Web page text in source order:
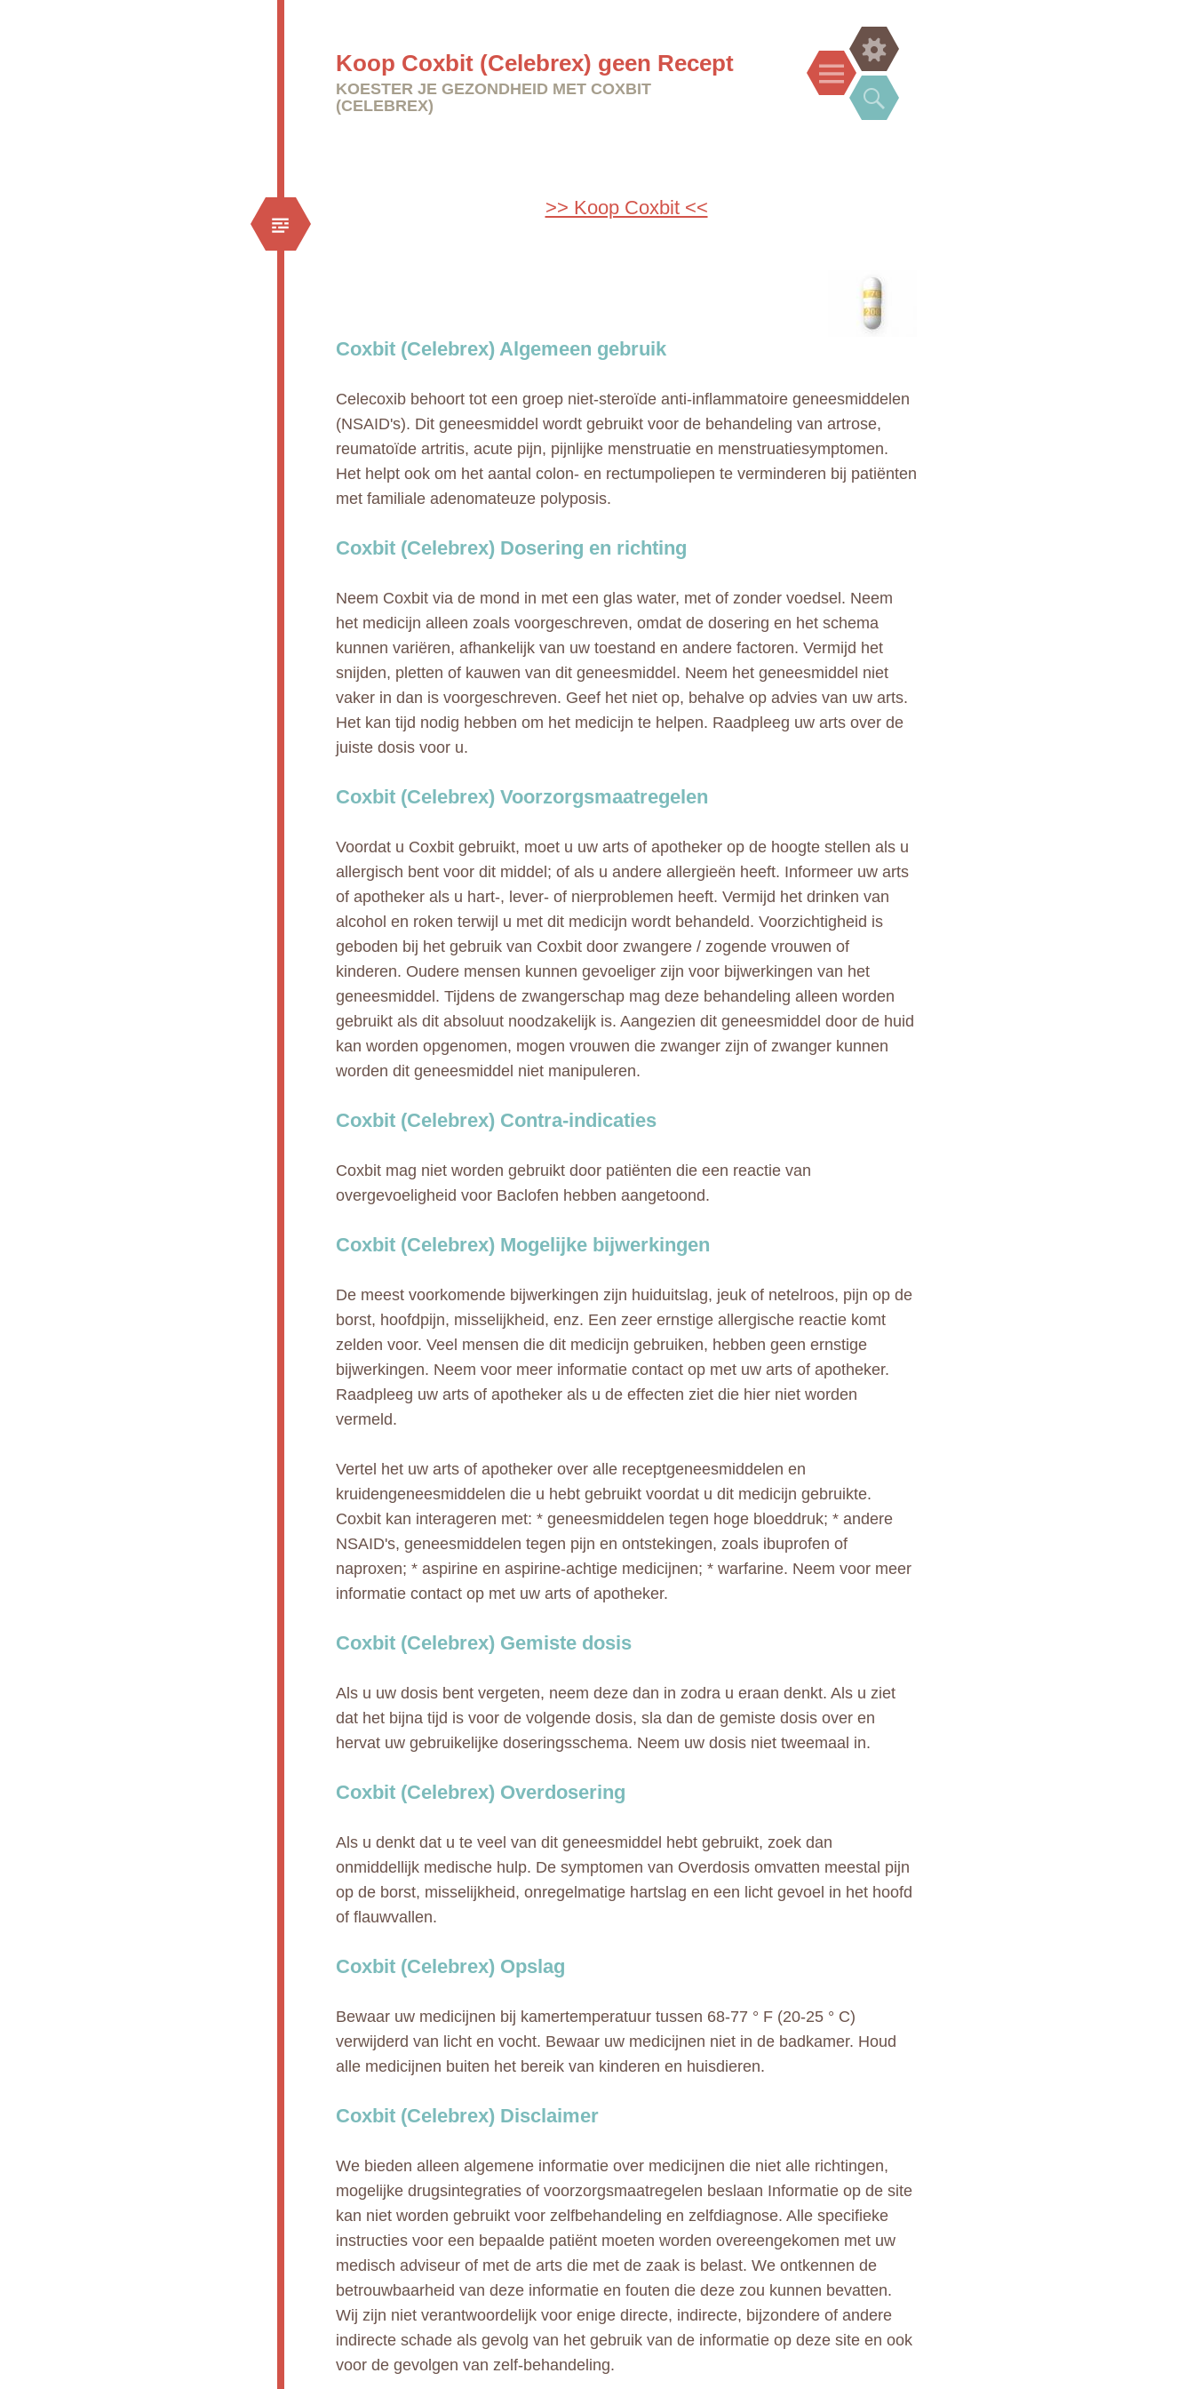
Koop Coxbit (Celebrex) geen Recept
KOESTER JE GEZONDHEID MET COXBIT
(CELEBREX)
Menu
Widgets
Search
>> Koop Coxbit <<
Coxbit (Celebrex) Algemeen gebruik
Celecoxib behoort tot een groep niet-steroïde anti-inflammatoire geneesmiddelen
(NSAID's). Dit geneesmiddel wordt gebruikt voor de behandeling van artrose,
reumatoïde artritis, acute pijn, pijnlijke menstruatie en menstruatiesymptomen.
Het helpt ook om het aantal colon- en rectumpoliepen te verminderen bij patiënten
met familiale adenomateuze polyposis.
Coxbit (Celebrex) Dosering en richting
Neem Coxbit via de mond in met een glas water, met of zonder voedsel. Neem
het medicijn alleen zoals voorgeschreven, omdat de dosering en het schema
kunnen variëren, afhankelijk van uw toestand en andere factoren. Vermijd het
snijden, pletten of kauwen van dit geneesmiddel. Neem het geneesmiddel niet
vaker in dan is voorgeschreven. Geef het niet op, behalve op advies van uw arts.
Het kan tijd nodig hebben om het medicijn te helpen. Raadpleeg uw arts over de
juiste dosis voor u.
Coxbit (Celebrex) Voorzorgsmaatregelen
Voordat u Coxbit gebruikt, moet u uw arts of apotheker op de hoogte stellen als u
allergisch bent voor dit middel; of als u andere allergieën heeft. Informeer uw arts
of apotheker als u hart-, lever- of nierproblemen heeft. Vermijd het drinken van
alcohol en roken terwijl u met dit medicijn wordt behandeld. Voorzichtigheid is
geboden bij het gebruik van Coxbit door zwangere / zogende vrouwen of
kinderen. Oudere mensen kunnen gevoeliger zijn voor bijwerkingen van het
geneesmiddel. Tijdens de zwangerschap mag deze behandeling alleen worden
gebruikt als dit absoluut noodzakelijk is. Aangezien dit geneesmiddel door de huid
kan worden opgenomen, mogen vrouwen die zwanger zijn of zwanger kunnen
worden dit geneesmiddel niet manipuleren.
Coxbit (Celebrex) Contra-indicaties
Coxbit mag niet worden gebruikt door patiënten die een reactie van
overgevoeligheid voor Baclofen hebben aangetoond.
Coxbit (Celebrex) Mogelijke bijwerkingen
De meest voorkomende bijwerkingen zijn huiduitslag, jeuk of netelroos, pijn op de
borst, hoofdpijn, misselijkheid, enz. Een zeer ernstige allergische reactie komt
zelden voor. Veel mensen die dit medicijn gebruiken, hebben geen ernstige
bijwerkingen. Neem voor meer informatie contact op met uw arts of apotheker.
Raadpleeg uw arts of apotheker als u de effecten ziet die hier niet worden
vermeld.
Vertel het uw arts of apotheker over alle receptgeneesmiddelen en
kruidengeneesmiddelen die u hebt gebruikt voordat u dit medicijn gebruikte.
Coxbit kan interageren met: * geneesmiddelen tegen hoge bloeddruk; * andere
NSAID's, geneesmiddelen tegen pijn en ontstekingen, zoals ibuprofen of
naproxen; * aspirine en aspirine-achtige medicijnen; * warfarine. Neem voor meer
informatie contact op met uw arts of apotheker.
Coxbit (Celebrex) Gemiste dosis
Als u uw dosis bent vergeten, neem deze dan in zodra u eraan denkt. Als u ziet
dat het bijna tijd is voor de volgende dosis, sla dan de gemiste dosis over en
hervat uw gebruikelijke doseringsschema. Neem uw dosis niet tweemaal in.
Coxbit (Celebrex) Overdosering
Als u denkt dat u te veel van dit geneesmiddel hebt gebruikt, zoek dan
onmiddellijk medische hulp. De symptomen van Overdosis omvatten meestal pijn
op de borst, misselijkheid, onregelmatige hartslag en een licht gevoel in het hoofd
of flauwvallen.
Coxbit (Celebrex) Opslag
Bewaar uw medicijnen bij kamertemperatuur tussen 68-77 ° F (20-25 ° C)
verwijderd van licht en vocht. Bewaar uw medicijnen niet in de badkamer. Houd
alle medicijnen buiten het bereik van kinderen en huisdieren.
Coxbit (Celebrex) Disclaimer
We bieden alleen algemene informatie over medicijnen die niet alle richtingen,
mogelijke drugsintegraties of voorzorgsmaatregelen beslaan Informatie op de site
kan niet worden gebruikt voor zelfbehandeling en zelfdiagnose. Alle specifieke
instructies voor een bepaalde patiënt moeten worden overeengekomen met uw
medisch adviseur of met de arts die met de zaak is belast. We ontkennen de
betrouwbaarheid van deze informatie en fouten die deze zou kunnen bevatten.
Wij zijn niet verantwoordelijk voor enige directe, indirecte, bijzondere of andere
indirecte schade als gevolg van het gebruik van de informatie op deze site en ook
voor de gevolgen van zelf-behandeling.